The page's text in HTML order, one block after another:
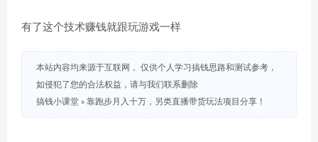
有了这个技术赚钱就跟玩游戏一样
本站内容均来源于互联网， 仅供个人学习搞钱思路和测试参考，
如侵犯了您的合法权益，请与我们联系删除
搞钱小课堂 » 靠跑步月入十万，另类直播带货玩法项目分享！